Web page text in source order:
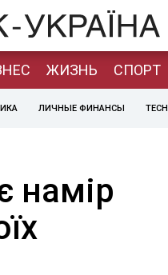
ЖИЗНЬ СПОРТ
ЛИЧНЫЕ ФИНАНСЫ TECH
намір